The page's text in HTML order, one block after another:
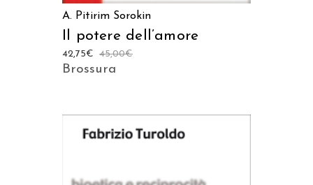
A. Pitirim Sorokin
Il potere dell’amore
45,00€
42,75€
Brossura